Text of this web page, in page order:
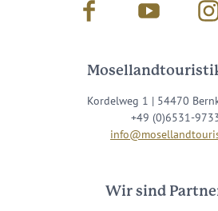
Facebook Youtube
Kordelweg 1 | 54470
+49 (0)6531-
Wir sind